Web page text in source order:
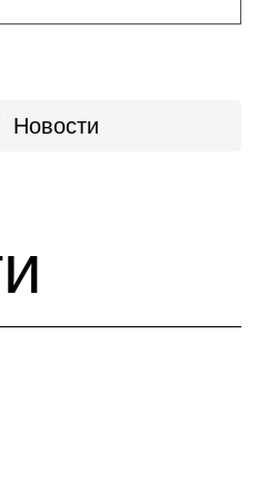
Новости